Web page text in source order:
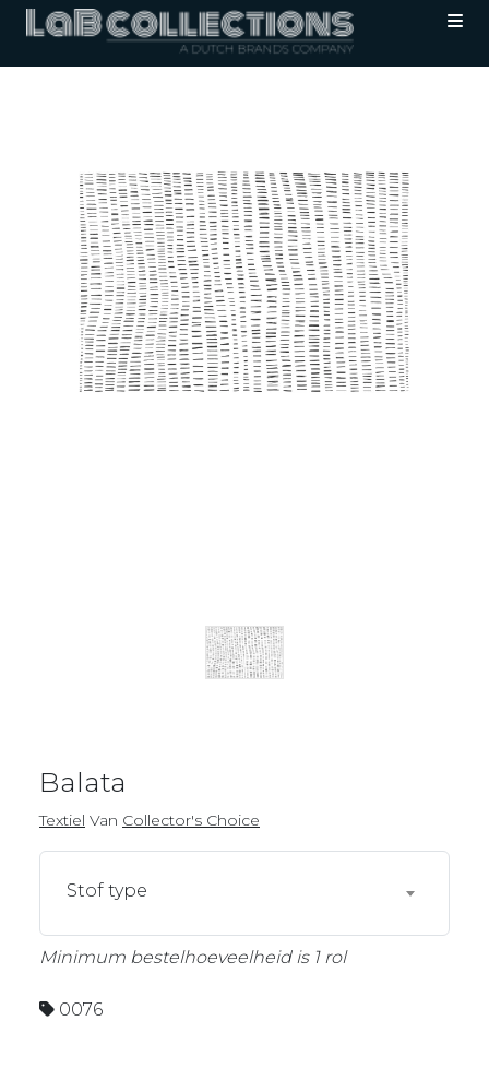
Balata
Textiel Van Collector's Choice
Stof type
Minimum bestelhoeveelheid is 1 rol
0076